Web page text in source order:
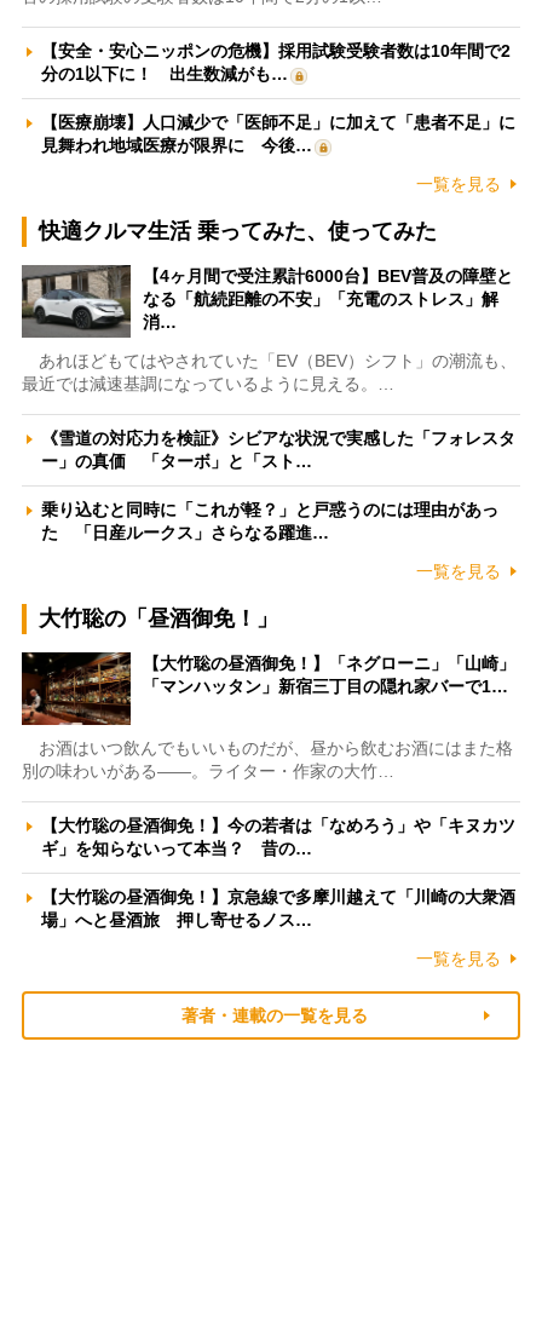
【安全・安心ニッポンの危機】採用試験受験者数は10年間で2
分の1以下に！ 出生数減がも…
【医療崩壊】人口減少で「医師不足」に加えて「患者不足」に
見舞われ地域医療が限界に 今後…
一覧を見る
快適クルマ生活 乗ってみた、使ってみた
【4ヶ月間で受注累計6000台】BEV普及の障壁と
なる「航続距離の不安」「充電のストレス」解
消…
あれほどもてはやされていた「EV（BEV）シフト」の潮流も、
最近では減速基調になっているように見える。…
《雪道の対応力を検証》シビアな状況で実感した「フォレスタ
ー」の真価 「ターボ」と「スト…
乗り込むと同時に「これが軽？」と戸惑うのには理由があっ
た 「日産ルークス」さらなる躍進…
一覧を見る
大竹聡の「昼酒御免！」
【大竹聡の昼酒御免！】「ネグローニ」「山崎」
「マンハッタン」新宿三丁目の隠れ家バーで1…
お酒はいつ飲んでもいいものだが、昼から飲むお酒にはまた格
別の味わいがある――。ライター・作家の大竹…
【大竹聡の昼酒御免！】今の若者は「なめろう」や「キヌカツ
ギ」を知らないって本当？ 昔の…
【大竹聡の昼酒御免！】京急線で多摩川越えて「川崎の大衆酒
場」へと昼酒旅 押し寄せるノス…
一覧を見る
著者・連載の一覧を見る